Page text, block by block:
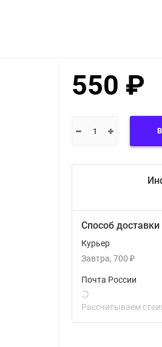
550 ₽
Способ доставки
Курьер
Завтра 700 ₽
Почта России
Рассчитываем